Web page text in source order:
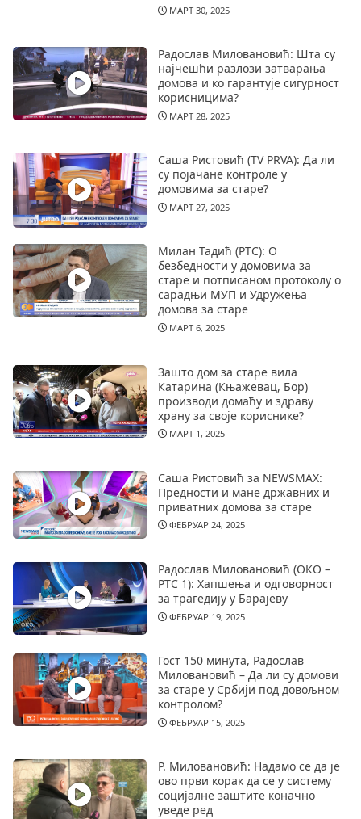
МАРТ 30, 2025
Радослав Миловановић: Шта су
најчешћи разлози затварања
домова и ко гарантује сигурност
корисницима?
МАРТ 28, 2025
Саша Ристовић (TV PRVA): Да ли
су појачане контроле у
домовима за старе?
МАРТ 27, 2025
Милан Тадић (РТС): О
безбедности у домовима за
старе и потписаном протоколу о
сарадњи МУП и Удружења
домова за старе
МАРТ 6, 2025
Зашто дом за старе вила
Катарина (Књажевац, Бор)
производи домаћу и здраву
храну за своје кориснике?
МАРТ 1, 2025
Саша Ристовић за NEWSMAX:
Предности и мане државних и
приватних домова за старе
ФЕБРУАР 24, 2025
Радослав Миловановић (ОКО –
РТС 1): Хапшења и одговорност
за трагедију у Барајеву
ФЕБРУАР 19, 2025
Гост 150 минута, Радослав
Миловановић – Да ли су домови
за старе у Србији под довољном
контролом?
ФЕБРУАР 15, 2025
Р. Миловановић: Надамо се да је
ово први корак да се у систему
социјалне заштите коначно
уведе ред